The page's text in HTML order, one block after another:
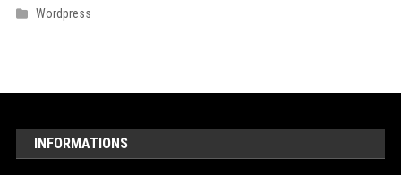
Wordpress
INFORMATIONS